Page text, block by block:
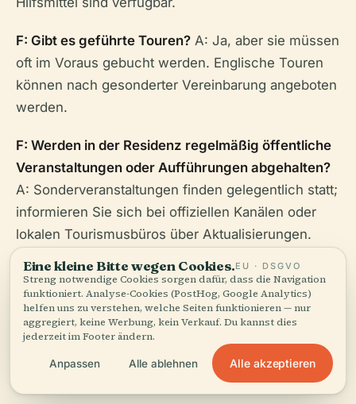
F: Gibt es geführte Touren? A: Ja, aber sie müssen
oft im Voraus gebucht werden. Englische Touren
können nach gesonderter Vereinbarung angeboten
werden.
F: Werden in der Residenz regelmäßig öffentliche
Veranstaltungen oder Aufführungen abgehalten?
A: Sonderveranstaltungen finden gelegentlich statt;
informieren Sie sich bei offiziellen Kanälen oder
lokalen Tourismusbüros über Aktualisierungen.
Eine kleine Bitte wegen Cookies.EU · DSGVO
Streng notwendige Cookies sorgen dafür, dass die Navigation
funktioniert. Analyse-Cookies (PostHog, Google Analytics)
helfen uns zu verstehen, welche Seiten funktionieren — nur
aggregiert, keine Werbung, kein Verkauf. Du kannst dies
jederzeit im Footer ändern.
Anpassen Alle ablehnen Alle akzeptieren